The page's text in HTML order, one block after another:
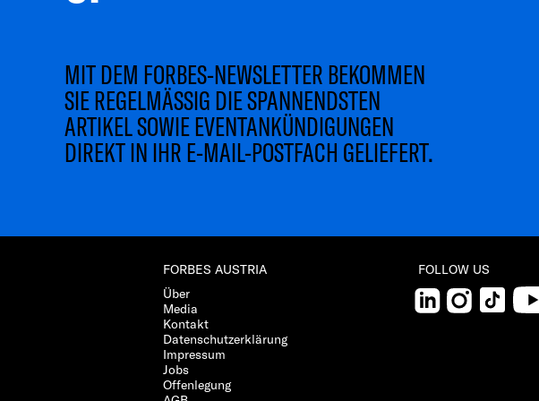
MIT DEM FORBES-NEWSLETTER BEKOMMEN
SIE REGELMÄSSIG DIE SPANNENDSTEN
ARTIKEL SOWIE EVENTANKÜNDIGUNGEN
DIREKT IN IHR E-MAIL-POSTFACH GELIEFERT.
FORBES AUSTRIA
Über
Media
Kontakt
Datenschutzerklärung
Impressum
Jobs
Offenlegung
FOLLOW US
LinkedInInstagram
TikTok